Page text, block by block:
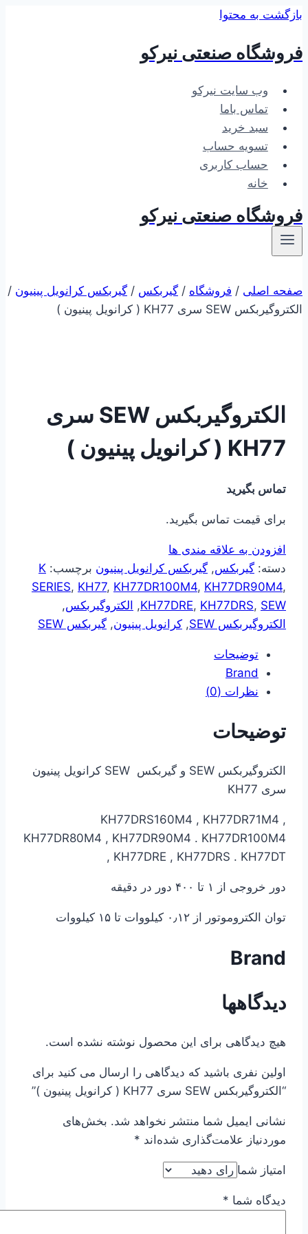
بازگشت به محتوا
فروشگاه صنعتی نیرکو
وب سایت نیرکو
تماس باما
سبد خرید
تسویه حساب
حساب کاربری
خانه
فروشگاه صنعتی نیرکو
صفحه اصلی / فروشگاه / گیربکس / گیربکس کرانویل پینیون /
الکتروگیربکس SEW سری KH77 ( کرانویل پینیون )
الکتروگیربکس SEW سری
KH77 ( کرانویل پینیون )
تماس بگیرید
برای قیمت تماس بگیرید.
افزودن به علاقه مندی ها
دسته: گیربکس, گیربکس کرانویل پینیون برچسب: K
SERIES, KH77, KH77DR100M4, KH77DR90M4,
KH77DRE, KH77DRS, SEW
, الکتروگیربکس,
الکتروگیربکس SEW
, کرانویل پینیون, گیربکس SEW
توضیحات
Brand
نظرات (0)
توضیحات
الکتروگیربکس SEW و گیربکس SEW کرانویل پینیون
سری KH77
KH77DRS160M4 , KH77DR71M4 ,
KH77DR80M4 , KH77DR90M4 . KH77DR100M4
, KH77DRE , KH77DRS . KH77DT
دور خروجی از ۱ تا ۴۰۰ دور در دقیقه
توان الکتروموتور از ۰٫۱۲ کیلووات تا ۱۵ کیلووات
Brand
دیدگاهها
هیچ دیدگاهی برای این محصول نوشته نشده است.
اولین نفری باشید که دیدگاهی را ارسال می کنید برای
“الکتروگیربکس SEW سری KH77 ( کرانویل پینیون )”
نشانی ایمیل شما منتشر نخواهد شد. بخش‌های
موردنیاز علامت‌گذاری شده‌اند *
امتیاز شما
دیدگاه شما *